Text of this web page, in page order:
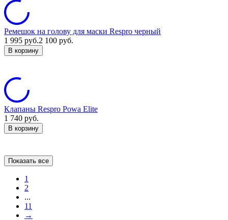
Ремешок на голову для маски Respro черный
1 995 руб.2 100 руб.
В корзину
Клапаны Respro Powa Elite
1 740 руб.
В корзину
Показать все
1
2
...
11
→